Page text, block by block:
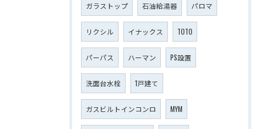
ガラストップ 石油給湯器 パロマ
リクシル イナックス TOTO
パーパス ハーマン PS設置
洗面台水栓 1戸建て
ガスビルトインコンロ MYM